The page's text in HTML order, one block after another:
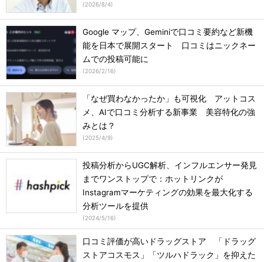
(2026/8/4)
Google マップ、Geminiで口コミ要約など新機
能を日本で展開スタート 口コミはニックネー
ムでの投稿可能に
(2026/2/16)
「なぜ買わなかったか」も可視化 アットコス
メ、AIで口コミ分析する新事業 美容特化の強
みとは？
(2025/4/9)
投稿分析からUGC解析、インフルエンサー発見
までワンストップで：ホットリンクが
Instagramマーケティングの効果を最大化する
分析ツールを提供
(2024/5/16)
口コミ評価が高いドラッグストア 「ドラッグ
ストアコスモス」「ツルハドラック」を抑えた